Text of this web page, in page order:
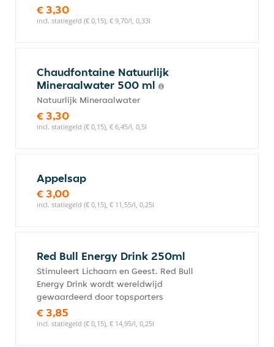
€ 3,30
incl. statiegeld (€ 0,15), € 9,70/l, 0,33l
Chaudfontaine Natuurlijk
Mineraalwater 500 ml
Natuurlijk Mineraalwater
€ 3,30
incl. statiegeld (€ 0,15), € 6,45/l, 0,5l
Appelsap
€ 3,00
incl. statiegeld (€ 0,15), € 11,55/l, 0,25l
Red Bull Energy Drink 250ml
Stimuleert Lichaam en Geest. Red Bull
Energy Drink wordt wereldwijd
gewaardeerd door topsporters
€ 3,85
incl. statiegeld (€ 0,15), € 14,95/l, 0,25l